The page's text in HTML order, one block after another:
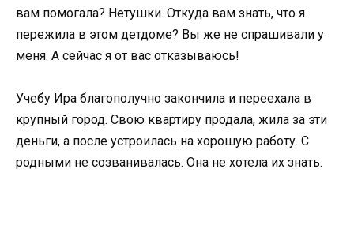
вам помогала? Нетушки. Откуда вам знать, что я
пережила в этом детдоме? Вы же не спрашивали у
меня. А сейчас я от вас отказываюсь!
Учебу Ира благополучно закончила и переехала в
крупный город. Свою квартиру продала, жила за эти
деньги, а после устроилась на хорошую работу. С
родными не созванивалась. Она не хотела их знать.